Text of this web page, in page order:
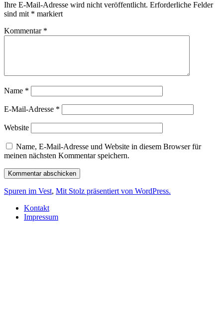
Ihre E-Mail-Adresse wird nicht veröffentlicht. Erforderliche Felder
sind mit * markiert
Kommentar *
Name *
E-Mail-Adresse *
Website
Name, E-Mail-Adresse und Website in diesem Browser für
meinen nächsten Kommentar speichern.
Spuren im Vest, Mit Stolz präsentiert von WordPress.
Kontakt
Impressum